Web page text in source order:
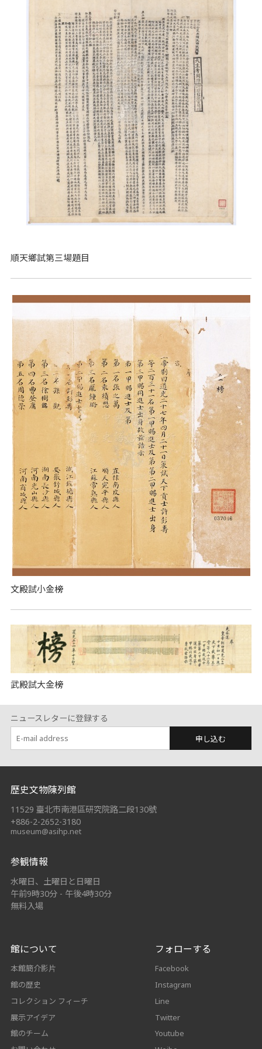
順天鄉試第三場題目
文殿試小金榜
武殿試大金榜
ニュースレターに登録する
申し込む
歷史文物陳列館
11529 臺北市南港區研究院路二段130號
+886-2-2652-3180
museum@asihp.net
参観情報
水曜日、土曜日と日曜日
午前9時30分 - 午後4時30分
無料入場
館について
本館簡介影片
館の歴史
コレクション フィーチ
展示アイデア
館のチーム
フォローする
Facebook
Instagram
Line
Twitter
Youtube